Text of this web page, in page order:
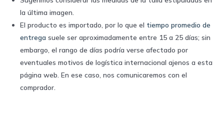
la última imagen.
El producto es importado, por lo que el tiempo promedio de
entrega suele ser aproximadamente entre 15 a 25 días; sin
embargo, el rango de días podría verse afectado por
eventuales motivos de logística internacional ajenos a esta
página web. En ese caso, nos comunicaremos con el
comprador.